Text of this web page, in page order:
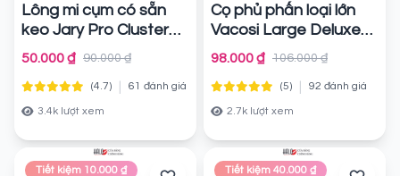
Lông mi cụm có sẵn
keo Jary Pro Cluster
Lashes - P2 Tai thỏ
50.000 ₫ 90.000 ₫
(4.7) 61 đánh giá
3.4k lượt xem
Cọ phủ phấn loại lớn
Vacosi Large Deluxe
Powder Brush - M23
98.000 ₫ 106.000 ₫
(5) 92 đánh giá
2.7k lượt xem
Tiết kiệm 10.000 ₫ Tiết kiệm 40.000 ₫